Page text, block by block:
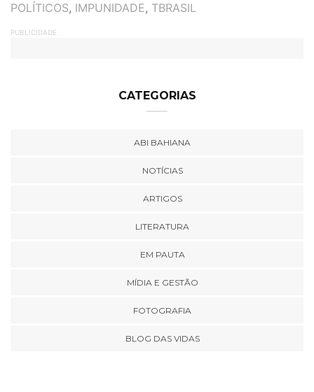
POLÍTICOS, IMPUNIDADE, TBRASIL
PUBLICIDADE
CATEGORIAS
ABI BAHIANA
NOTÍCIAS
ARTIGOS
LITERATURA
EM PAUTA
MÍDIA E GESTÃO
FOTOGRAFIA
BLOG DAS VIDAS